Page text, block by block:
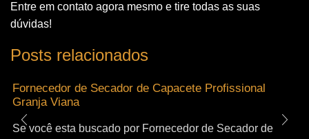
Entre em contato agora mesmo e tire todas as suas
dúvidas!
Posts relacionados
Fornecedor de Secador de Capacete Profissional
Granja Viana
Se você esta buscado por Fornecedor de Secador de